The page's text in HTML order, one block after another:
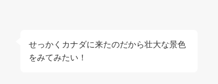
せっかくカナダに来たのだから壮大な景色
をみてみたい！